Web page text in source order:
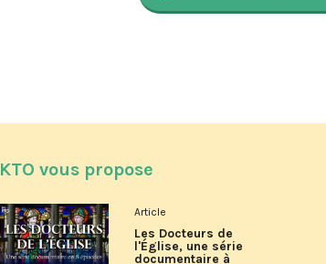
KTO vous propose
Article
Les Docteurs de
l'Église, une série
documentaire à